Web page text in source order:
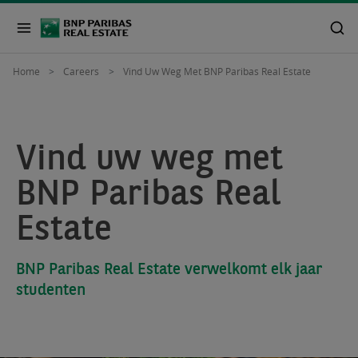
Home Careers Vind Uw Weg Met BNP Paribas Real Estate
Vind uw weg met
BNP Paribas Real
Estate
BNP Paribas Real Estate verwelkomt elk jaar
studenten